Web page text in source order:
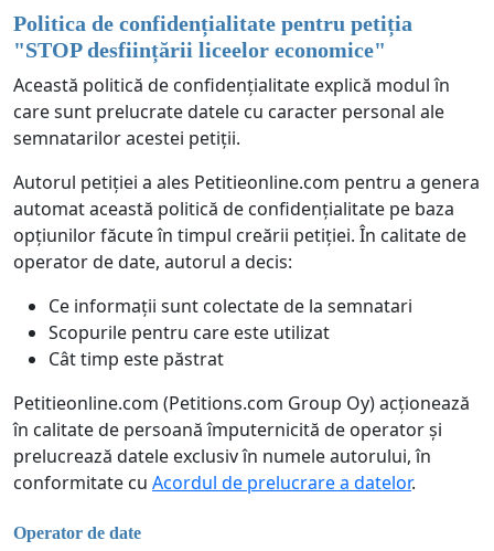
Politica de confidențialitate pentru petiția
"STOP desființării liceelor economice"
Această politică de confidențialitate explică modul în
care sunt prelucrate datele cu caracter personal ale
semnatarilor acestei petiții.
Autorul petiției a ales Petitieonline.com pentru a genera
automat această politică de confidențialitate pe baza
opțiunilor făcute în timpul creării petiției. În calitate de
operator de date, autorul a decis:
Ce informații sunt colectate de la semnatari
Scopurile pentru care este utilizat
Cât timp este păstrat
Petitieonline.com (Petitions.com Group Oy) acționează
în calitate de persoană împuternicită de operator și
prelucrează datele exclusiv în numele autorului, în
conformitate cu Acordul de prelucrare a datelor.
Operator de date